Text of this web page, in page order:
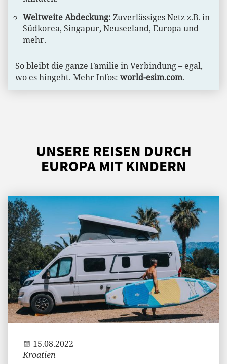
Weltweite Abdeckung: Zuverlässiges Netz z.B. in
Südkorea, Singapur, Neuseeland, Europa und
mehr.
So bleibt die ganze Familie in Verbindung – egal,
wo es hingeht. Mehr Infos: world-esim.com.
UNSERE REISEN DURCH
EUROPA MIT KINDERN
Jenny
15.08.2022
Kroatien